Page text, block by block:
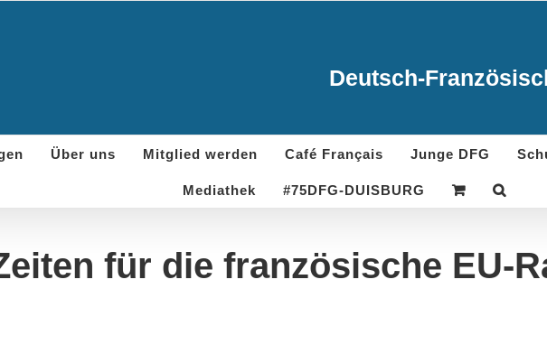
Deutsch-
Über uns Mitglied werden Café Français Junge DFG
Mediathek #75DFG-DUISBURG
für die französische EU-